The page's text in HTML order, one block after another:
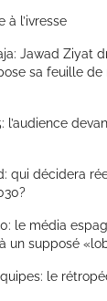
à l’ivresse
Jawad Ziyat
sa feuille
l’audience
qui décidera
le média
un supposé
le